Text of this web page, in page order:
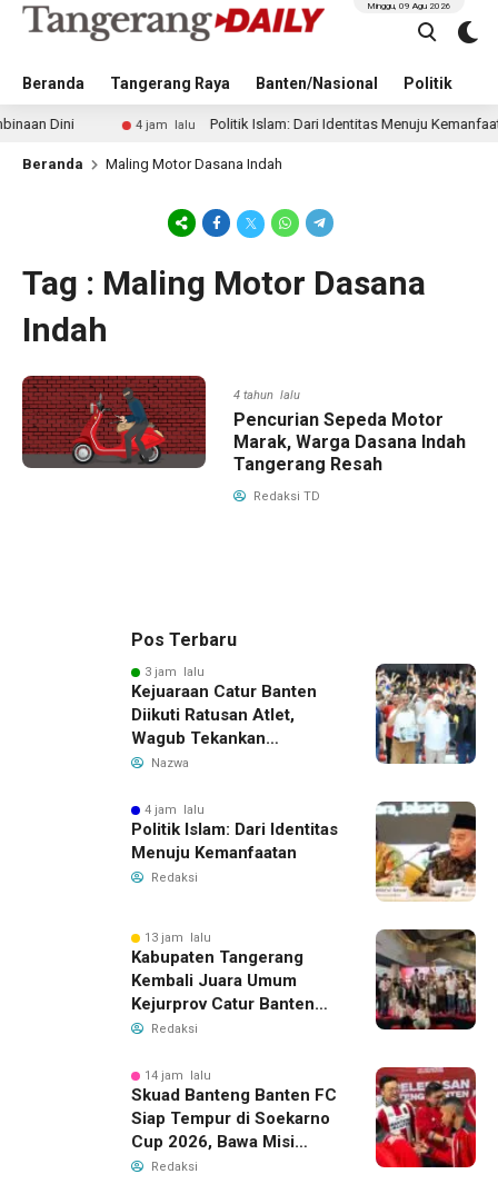
Beranda Tangerang Raya Banten/Nasional Politik
Minggu, 09 Agu 2026
Dini 4 jam lalu Politik Islam: Dari Identitas Menuju Kemanfaatan
Beranda Maling Motor Dasana Indah
Tag : Maling Motor Dasana
Indah
4 tahun lalu
Pencurian Sepeda Motor
Marak, Warga Dasana Indah
Tangerang Resah
Redaksi TD
Pos Terbaru
3 jam lalu
Kejuaraan Catur Banten
Diikuti Ratusan Atlet,
Wagub Tekankan
Pembinaan Dini
Nazwa
4 jam lalu
Politik Islam: Dari Identitas
Menuju Kemanfaatan
Redaksi
13 jam lalu
Kabupaten Tangerang
Kembali Juara Umum
Kejurprov Catur Banten
2026, Raih 24 Medali
Redaksi
14 jam lalu
Skuad Banteng Banten FC
Siap Tempur di Soekarno
Cup 2026, Bawa Misi
Harumkan Nama Banten
Redaksi